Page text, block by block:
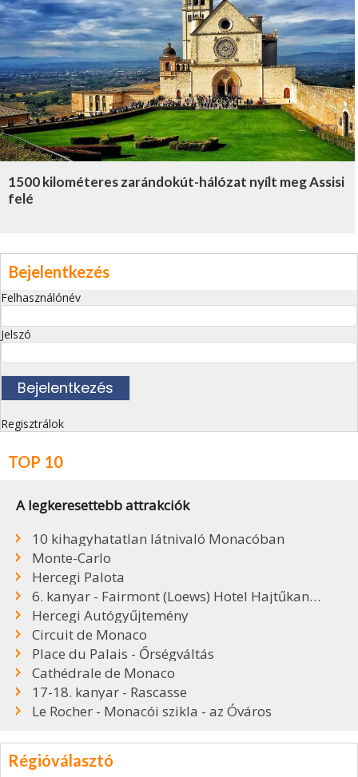
1500 kilométeres zarándokút-hálózat nyílt meg Assisi
felé
Bejelentkezés
Felhasználónév
Jelszó
Regisztrálok
TOP 10
A legkeresettebb attrakciók
10 kihagyhatatlan látnivaló Monacóban
Monte-Carlo
Hercegi Palota
6. kanyar - Fairmont (Loews) Hotel Hajtűkanyar
Hercegi Autógyűjtemény
Circuit de Monaco
Place du Palais - Őrségváltás
Cathédrale de Monaco
17-18. kanyar - Rascasse
Le Rocher - Monacói szikla - az Óváros
Régióválasztó